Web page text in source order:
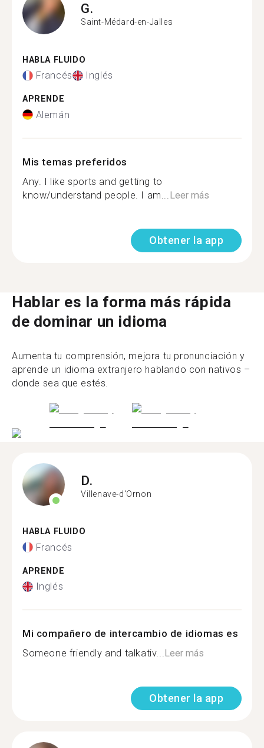
G.
Saint-Médard-en-Jalles
HABLA FLUIDO
Francés Inglés
APRENDE
Alemán
Mis temas preferidos
Any. I like sports and getting to
know/understand people. I am... Leer más
Obtener la app
Hablar es la forma más rápida
de dominar un idioma
Aumenta tu comprensión, mejora tu pronunciación y
aprende un idioma extranjero hablando con nativos –
donde sea que estés.
D.
Villenave-d'Ornon
HABLA FLUIDO
Francés
APRENDE
Inglés
Mi compañero de intercambio de idiomas es
Someone friendly and talkativ...Leer más
Obtener la app